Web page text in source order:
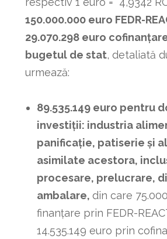
150.000.000 euro FEDR-
29.070.298 euro
bugetul de stat, detaliată
urmează:
89.535.149 euro pentru
investiții: industria
panificaţie, patiserie şi
asimilate acestora,
procesare, prelucrare,
ambalare, din care
finanțare prin FEDR-
14.535.149 euro prin